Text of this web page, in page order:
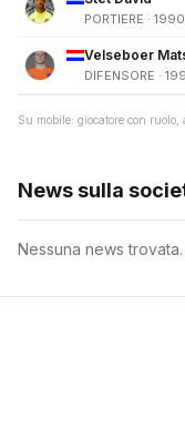
PORTIERE ·
Velseboer
DIFENSORE ·
Su mobile: giocatore con ruolo,
News sulla
Nessuna news trovata.